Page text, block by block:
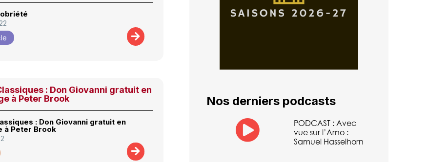
: Don Giovanni gratuit en
à Peter Brook
: Don Giovanni gratuit en
à Peter Brook
Nos derniers podcasts
PODCAST : Avec
vue sur l’Arno :
Samuel Hasselhorn